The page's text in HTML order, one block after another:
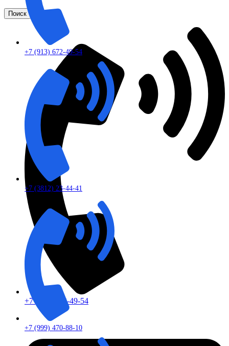
Поиск
+7 (913) 672-49-54
+7 (913) 672-49-54
+7 (3812) 23-44-41
+7 (999) 470-88-10